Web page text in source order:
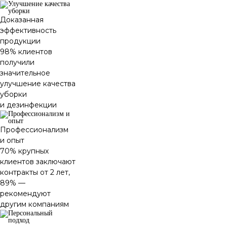
Доказанная
эффективность
продукции
98% клиентов
получили
значительное
улучшение качества
уборки
и дезинфекции
Профессионализм
и опыт
70% крупных
клиентов заключают
контракты от 2 лет,
89% —
рекомендуют
другим компаниям